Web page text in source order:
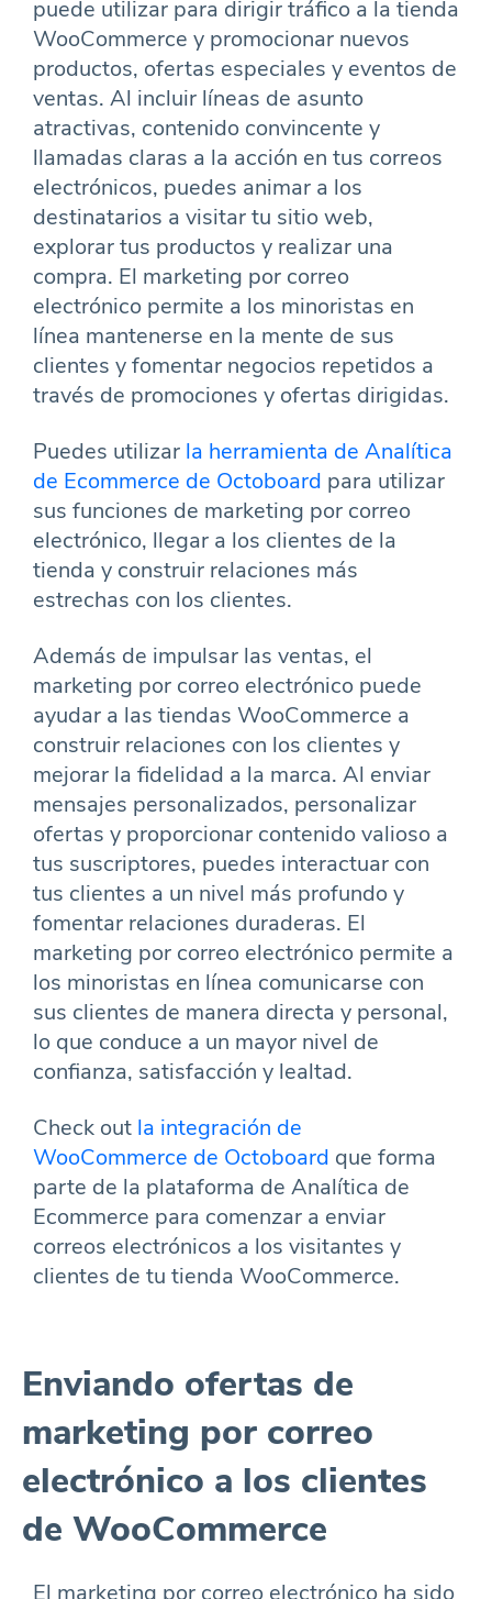
puede utilizar para dirigir tráfico a la tienda
WooCommerce y promocionar nuevos
productos, ofertas especiales y eventos de
ventas. Al incluir líneas de asunto
atractivas, contenido convincente y
llamadas claras a la acción en tus correos
electrónicos, puedes animar a los
destinatarios a visitar tu sitio web,
explorar tus productos y realizar una
compra. El marketing por correo
electrónico permite a los minoristas en
línea mantenerse en la mente de sus
clientes y fomentar negocios repetidos a
través de promociones y ofertas dirigidas.
Puedes utilizar la herramienta de Analítica
de Ecommerce de Octoboard para utilizar
sus funciones de marketing por correo
electrónico, llegar a los clientes de la
tienda y construir relaciones más
estrechas con los clientes.
Además de impulsar las ventas, el
marketing por correo electrónico puede
ayudar a las tiendas WooCommerce a
construir relaciones con los clientes y
mejorar la fidelidad a la marca. Al enviar
mensajes personalizados, personalizar
ofertas y proporcionar contenido valioso a
tus suscriptores, puedes interactuar con
tus clientes a un nivel más profundo y
fomentar relaciones duraderas. El
marketing por correo electrónico permite a
los minoristas en línea comunicarse con
sus clientes de manera directa y personal,
lo que conduce a un mayor nivel de
confianza, satisfacción y lealtad.
Check out la integración de
WooCommerce de Octoboard que forma
parte de la plataforma de Analítica de
Ecommerce para comenzar a enviar
correos electrónicos a los visitantes y
clientes de tu tienda WooCommerce.
Enviando ofertas de
marketing por correo
electrónico a los clientes
de WooCommerce
El marketing por correo electrónico ha sido